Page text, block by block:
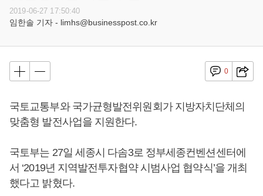
2019-06-27 17:50:40
임한솔 기자 - limhs@businesspost.co.kr
0
국토교통부와 국가균형발전위원회가 지방자치단체의
맞춤형 발전사업을 지원한다.
국토부는 27일 세종시 다솜3로 정부세종컨벤션센터에
서 ‘2019년 지역발전투자협약 시범사업 협약식’을 개최
했다고 밝혔다.